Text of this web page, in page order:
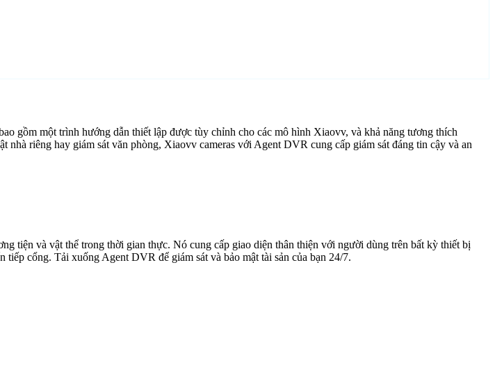
gồm một trình hướng dẫn thiết lập được tùy chỉnh cho các mô hình Xiaovv, và khả năng tương thích
riêng hay giám sát văn phòng, Xiaovv cameras với Agent DVR cung cấp giám sát đáng tin cậy và an
tiện và vật thể trong thời gian thực. Nó cung cấp giao diện thân thiện với người dùng trên bất kỳ thiết bị
cổng. Tải xuống Agent DVR để giám sát và bảo mật tài sản của bạn 24/7.